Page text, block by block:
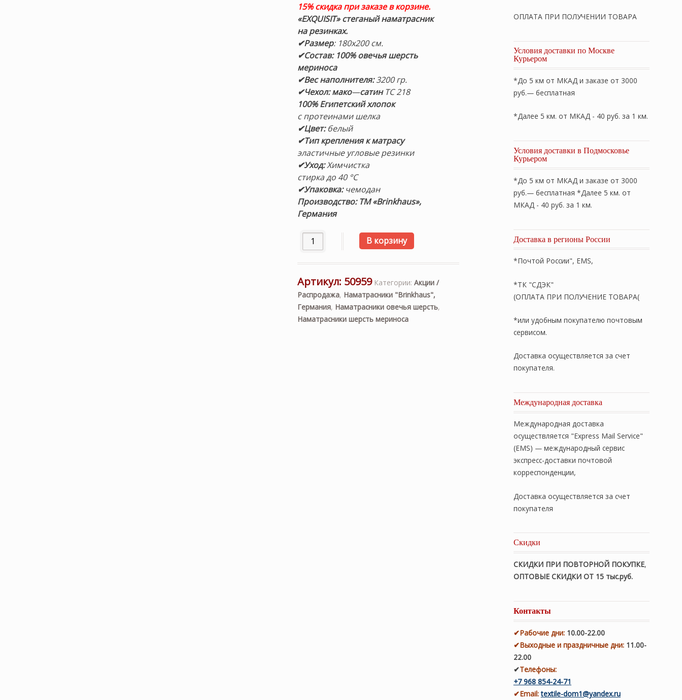
15% скидка при заказе в корзине.
«EXQUISIT» стеганый наматрасник
на резинках.
✔Размер: 180х200 см.
✔Состав: 100% овечья шерсть
мериноса
✔Вес наполнителя:3200 гр.
✔Чехол: мако—сатинTC 218
100% Египетский хлопок
с протеинами шелка
✔Цвет:белый
✔Тип крепления к матрасу
эластичные угловые резинки
✔Уход:Химчистка
стирка до 40 °C
✔Упаковка:чемодан
Производство: ТМ «Brinkhaus»,
Германия
Количество товара Наматрасник «EXQUISIT» 180х200см. стеганый на резинке. Состав:
В корзину
Артикул: 50959 Категории: Акции /
Распродажа, Наматрасники "Brinkhaus",
Германия, Наматрасники овечья шерсть,
Наматрасники шерсть мериноса
ОПЛАТА ПРИ ПОЛУЧЕНИИ ТОВАРА
Условия доставки по Москве
Курьером
*До 5 км от МКАД и заказе от 3000
руб.— бесплатная
*Далее 5 км. от МКАД - 40 руб. за 1 км.
Условия доставки в Подмосковье
Курьером
*До 5 км от МКАД и заказе от 3000
руб.— бесплатная *Далее 5 км. от
МКАД - 40 руб. за 1 км.
Доставка в регионы России
*Почтой России", EMS,
*ТК "СДЭК"
(ОПЛАТА ПРИ ПОЛУЧЕНИЕ ТОВАРА(
*или удобным покупателю почтовым
сервисом.
Доставка осуществляется за счет
покупателя.
Международная доставка
Международная доставка
осуществляется "Express Mail Service"
(EMS) — международный сервис
экспресс-доставки почтовой
корреспонденции,
Доставка осуществляется за счет
покупателя
Скидки
СКИДКИ ПРИ ПОВТОРНОЙ ПОКУПКЕ,
ОПТОВЫЕ СКИДКИ ОТ 15 тыс.руб.
Контакты
✔Рабочие дни: 10.00-22.00
✔Выходные и праздничные дни:11.00-
22.00
✔Телефоны:
+7 968 854-24-71
✔Email: textile-dom1@yandex.ru